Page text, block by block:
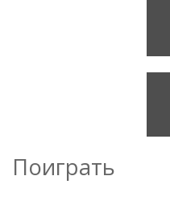
Поиграть